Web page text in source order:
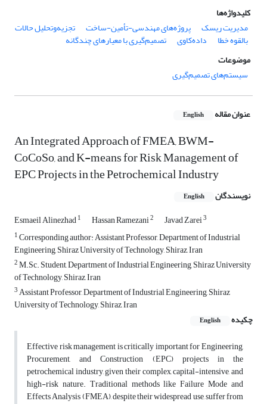
کلیدواژه‌ها
مدیریت ریسک
پروژه‌های مهندسی-تأمین-ساخت تجزیه‌وتحلیل حالات
بالقوه خطا داده‌کاوی
تصمیم‌گیری با معیارهای چندگانه
موضوعات
سیستم‌های تصمیم‌گیری
عنوان مقاله English
An Integrated Approach of FMEA, BWM-
CoCoSo, and K-means for Risk Management of
EPC Projects in the Petrochemical Industry
نویسندگان English
Esmaeil Alinezhad1 Hassan Ramezani2 Javad Zarei3
1Corresponding author: Assistant Professor, Department of Industrial
Engineering, Shiraz University of Technology, Shiraz, Iran
2M.Sc. Student, Department of Industrial Engineering, Shiraz University
of Technology, Shiraz, Iran
3Assistant Professor, Department of Industrial Engineering, Shiraz
University of Technology, Shiraz, Iran
چکیده
English
Effective risk management is critically important for Engineering,
Procurement, and Construction (EPC) projects in the
petrochemical industry, given their complex, capital-intensive, and
high-risk nature. Traditional methods like Failure Mode and
Effects Analysis (FMEA), despite their widespread use, suffer from